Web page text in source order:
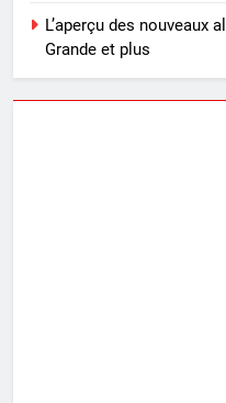
L’aperçu des nouveaux
Grande et plus